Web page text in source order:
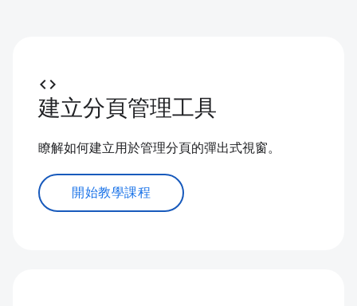
code
建立分頁管理工具
瞭解如何建立用於管理分頁的彈出式視窗。
開始教學課程